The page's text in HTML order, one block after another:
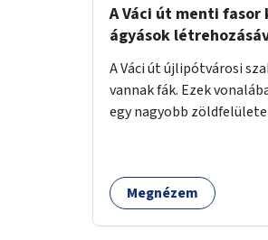
A Váci út menti fasor
ágyások
A Váci út újlipótvárosi
vannak fák. Ezek
egy nagyobb
Megnézem